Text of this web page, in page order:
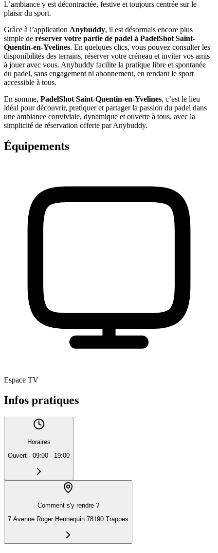
L’ambiance y est décontractée, festive et toujours centrée sur le
plaisir du sport.
Grâce à l’application Anybuddy, il est désormais encore plus
simple de réserver votre partie de padel à PadelShot Saint-
Quentin-en-Yvelines. En quelques clics, vous pouvez consulter les
disponibilités des terrains, réserver votre créneau et inviter vos amis
à jouer avec vous. Anybuddy facilite la pratique libre et spontanée
du padel, sans engagement ni abonnement, en rendant le sport
accessible à tous.
En somme, PadelShot Saint-Quentin-en-Yvelines, c’est le lieu
idéal pour découvrir, pratiquer et partager la passion du padel dans
une ambiance conviviale, dynamique et ouverte à tous, avec la
simplicité de réservation offerte par Anybuddy.
Équipements
Espace TV
Infos pratiques
Horaires
Ouvert · 09:00 - 19:00
Comment s'y rendre ?
7 Avenue Roger Hennequin 78190 Trappes